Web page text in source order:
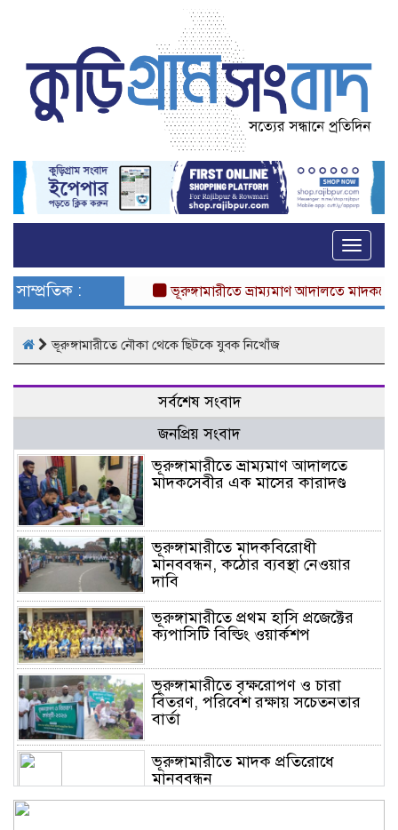
Toggle
সাম্প্রতিক : ভূরুঙ্গামারীতে ভ্রাম্যমাণ আদালতে মাদকসেবীর
ভূরুঙ্গামারীতে নৌকা থেকে ছিটকে যুবক নিখোঁজ
সর্বশেষ সংবাদ
জনপ্রিয় সংবাদ
ভূরুঙ্গামারীতে ভ্রাম্যমাণ আদালতে
মাদকসেবীর এক মাসের কারাদণ্ড
ভূরুঙ্গামারীতে মাদকবিরোধী
মানববন্ধন, কঠোর ব্যবস্থা নেওয়ার
দাবি
ভূরুঙ্গামারীতে প্রথম হাসি প্রজেক্টের
ক্যপাসিটি বিল্ডিং ওয়ার্কশপ
ভূরুঙ্গামারীতে বৃক্ষরোপণ ও চারা
বিতরণ, পরিবেশ রক্ষায় সচেতনতার
বার্তা
ভূরুঙ্গামারীতে মাদক প্রতিরোধে
মানববন্ধন